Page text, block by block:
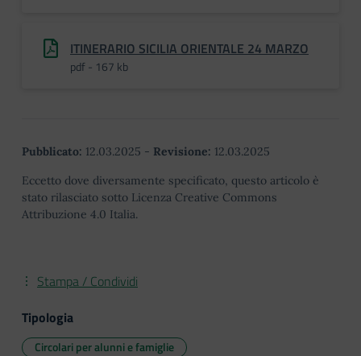
ITINERARIO SICILIA ORIENTALE 24 MARZO
pdf - 167 kb
Pubblicato: 12.03.2025 - Revisione: 12.03.2025
Eccetto dove diversamente specificato, questo articolo è
stato rilasciato sotto Licenza Creative Commons
Attribuzione 4.0 Italia.
Stampa / Condividi
Tipologia
Circolari per alunni e famiglie